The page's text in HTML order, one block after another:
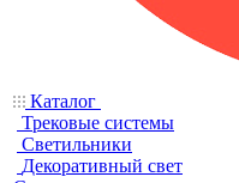
Каталог
Трековые системы
Светильники
Декоративный свет